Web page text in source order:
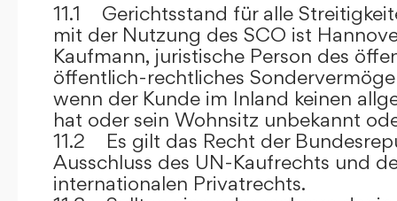
11.1 Gerichtsstand für alle
mit der Nutzung des SCO ist
Kaufmann, juristische Person des
öffentlich-rechtliches
wenn der Kunde im Inland keinen
hat oder sein Wohnsitz unbekannt
11.2 Es gilt das Recht der
Ausschluss des UN-Kaufrechts und
internationalen Privatrechts.